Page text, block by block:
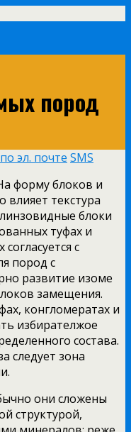
пород
эл. почте SMS
форму блоков и
влияет текстура
блоки
туфах и
с
пород с
развитие изоме
замещения.
конгломератах и
избирателжое
состава.
следует зона
они сложены
структурой,